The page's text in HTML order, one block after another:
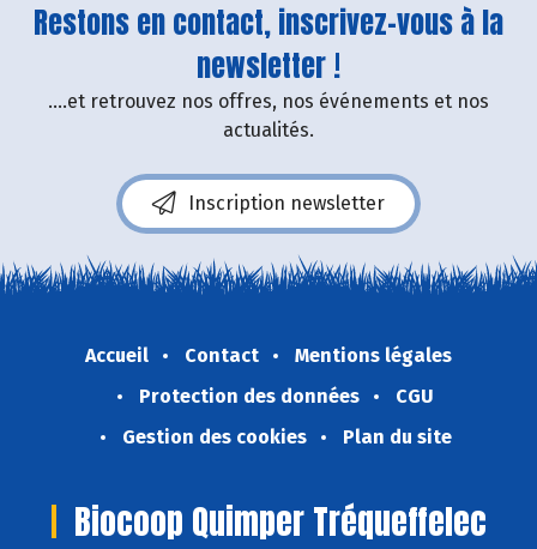
Restons en contact, inscrivez-vous à la
newsletter !
....et retrouvez nos offres, nos événements et nos
actualités.
Inscription newsletter
Accueil Contact
Mentions légales
Protection des données
CGU
Gestion des cookies
Plan du site
Biocoop Quimper Tréqueffelec